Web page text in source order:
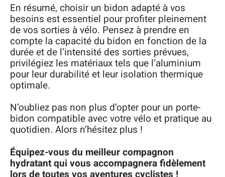
En résumé, choisir un bidon adapté à vos
besoins est essentiel pour profiter pleinement
de vos sorties à vélo. Pensez à prendre en
compte la capacité du bidon en fonction de la
durée et de l’intensité des sorties prévues,
privilégiez les matériaux tels que l’aluminium
pour leur durabilité et leur isolation thermique
optimale.
N’oubliez pas non plus d’opter pour un porte-
bidon compatible avec votre vélo et pratique au
quotidien. Alors n’hésitez plus !
Équipez-vous du meilleur compagnon
hydratant qui vous accompagnera fidèlement